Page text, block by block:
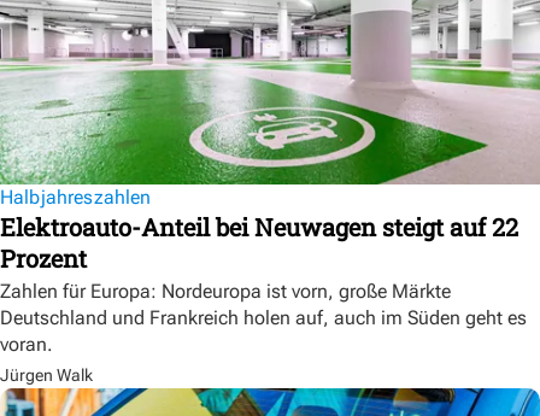
Halbjahreszahlen
Elektroauto-Anteil bei Neuwagen steigt auf 22
Prozent
Zahlen für Europa: Nordeuropa ist vorn, große Märkte
Deutschland und Frankreich holen auf, auch im Süden geht es
voran.
Jürgen Walk